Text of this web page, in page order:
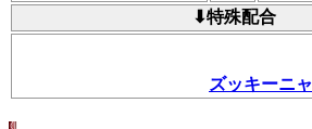
⬇特殊配合
ズッキーニャ